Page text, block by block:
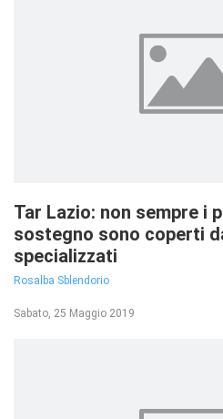
Tar Lazio: non sempre i
sostegno sono coperti
specializzati
Rosalba Sblendorio
Sabato, 25 Maggio 2019